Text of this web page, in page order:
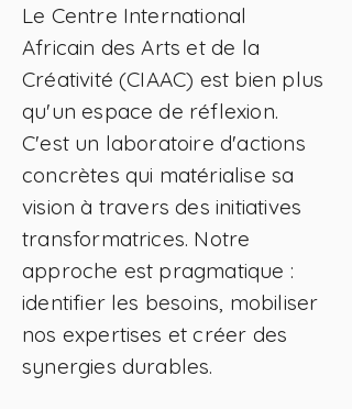
Le Centre International
Africain des Arts et de la
Créativité (CIAAC) est bien plus
qu'un espace de réflexion.
C'est un laboratoire d'actions
concrètes qui matérialise sa
vision à travers des initiatives
transformatrices. Notre
approche est pragmatique :
identifier les besoins, mobiliser
nos expertises et créer des
synergies durables.